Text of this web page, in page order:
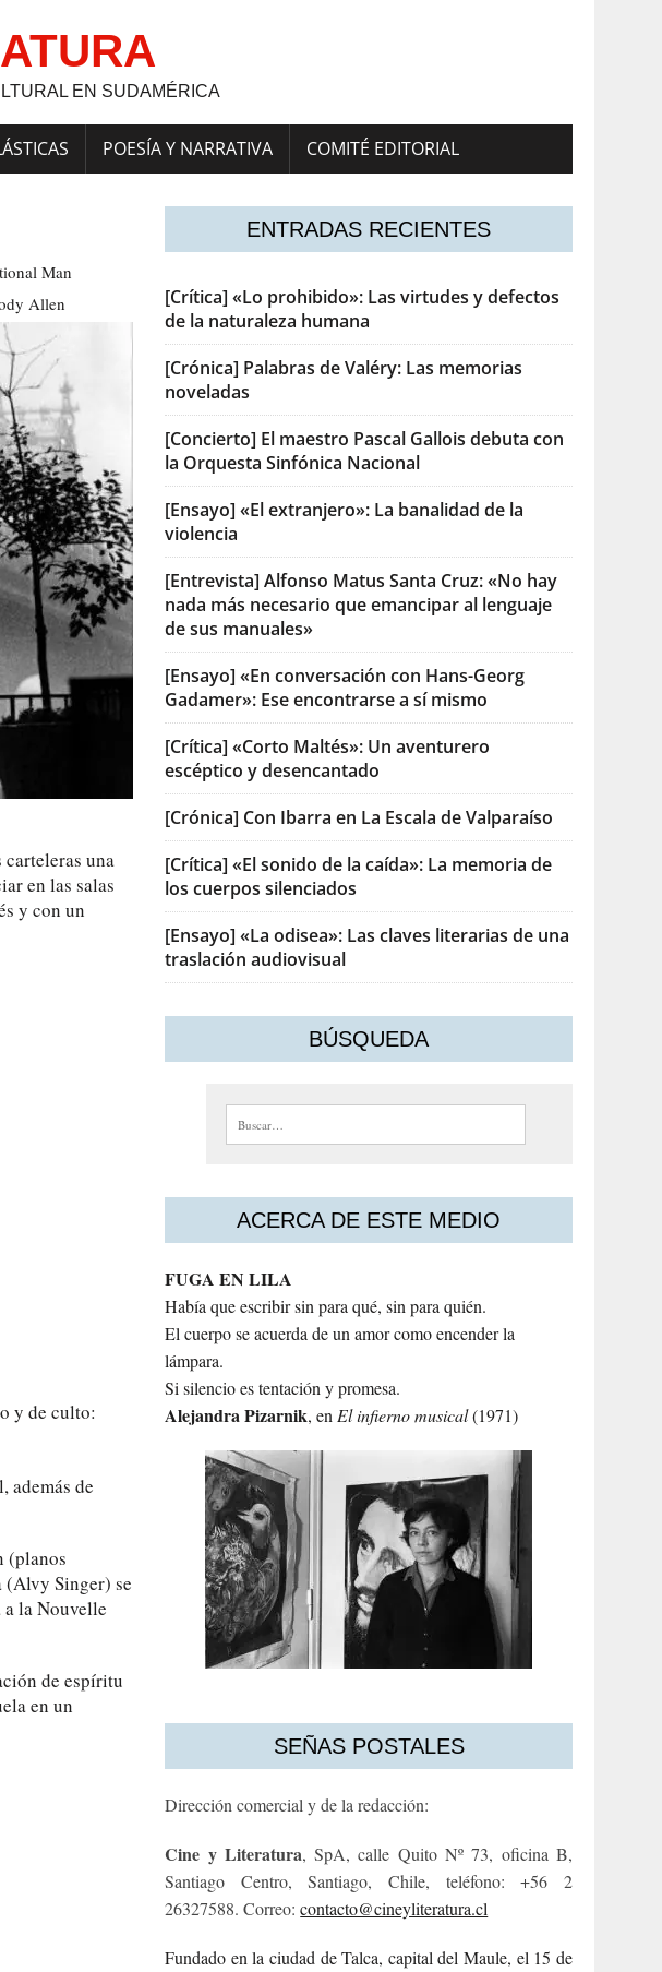
EN SUDAMÉRICA
POESÍA Y NARRATIVA COMITÉ EDITORIAL
Man
Allen
una
en las salas
y con un
y de culto:
además de
(planos
(Alvy Singer) se
la Nouvelle
de espíritu
en un
ENTRADAS RECIENTES
[Crítica] «Lo prohibido»: Las virtudes y defectos
de la naturaleza humana
[Crónica] Palabras de Valéry: Las memorias
noveladas
[Concierto] El maestro Pascal Gallois debuta con
la Orquesta Sinfónica Nacional
[Ensayo] «El extranjero»: La banalidad de la
violencia
[Entrevista] Alfonso Matus Santa Cruz: «No hay
nada más necesario que emancipar al lenguaje
de sus manuales»
[Ensayo] «En conversación con Hans-Georg
Gadamer»: Ese encontrarse a sí mismo
[Crítica] «Corto Maltés»: Un aventurero
escéptico y desencantado
[Crónica] Con Ibarra en La Escala de Valparaíso
[Crítica] «El sonido de la caída»: La memoria de
los cuerpos silenciados
[Ensayo] «La odisea»: Las claves literarias de una
traslación audiovisual
BÚSQUEDA
Buscar:
ACERCA DE ESTE MEDIO
FUGA EN LILA
Había que escribir sin para qué, sin para quién.
El cuerpo se acuerda de un amor como encender la
lámpara.
Si silencio es tentación y promesa.
AlejandraPizarnik, enEl infierno musical(1971)
SEÑAS POSTALES
Dirección comercial y de la redacción:
Cine y Literatura, SpA, calle Quito Nº 73, oficina B,
Santiago Centro, Santiago, Chile, teléfono: +56 2
26327588. Correo:contacto@cineyliteratura.cl
Fundado en la ciudad de Talca, capital del Maule, el 15 de